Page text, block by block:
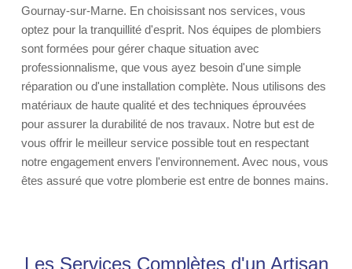
Gournay-sur-Marne. En choisissant nos services, vous
optez pour la tranquillité d'esprit. Nos équipes de plombiers
sont formées pour gérer chaque situation avec
professionnalisme, que vous ayez besoin d'une simple
réparation ou d'une installation complète. Nous utilisons des
matériaux de haute qualité et des techniques éprouvées
pour assurer la durabilité de nos travaux. Notre but est de
vous offrir le meilleur service possible tout en respectant
notre engagement envers l'environnement. Avec nous, vous
êtes assuré que votre plomberie est entre de bonnes mains.
Les Services Complètes d'un Artisan